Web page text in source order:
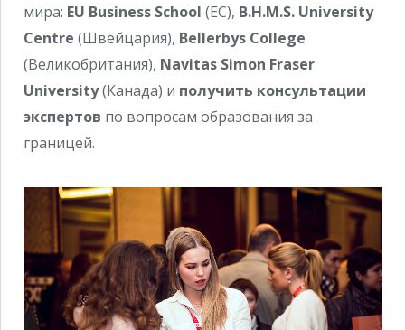
мира: EU Business School (ЕС), B.H.M.S. University
Centre (Швейцария), Bellerbys College
(Великобритания), Navitas Simon Fraser
University(Канада) и получить консультации
экспертов по вопросам образования за
границей.